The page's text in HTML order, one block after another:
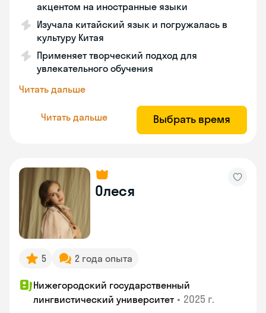
акцентом на иностранные языки
Изучала китайский язык и погружалась в
культуру Китая
Применяет творческий подход для
увлекательного обучения
Читать дальше
Читать дальше Выбрать время
Олеся
5 2 года опыта
Нижегородский государственный
лингвистический университет • 2025 г.